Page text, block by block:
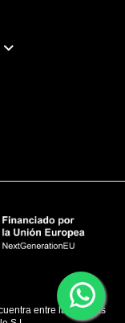
entre las marcas